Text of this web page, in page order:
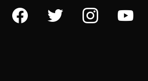
facebook twitter instagram youtube